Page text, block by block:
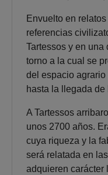
Envuelto en
referencias
Tartessos y en una
torno a la cual se
del espacio
hasta la llegada
A Tartessos
unos 2700 años.
cuya riqueza y la
será relatada en
adquieren carácter